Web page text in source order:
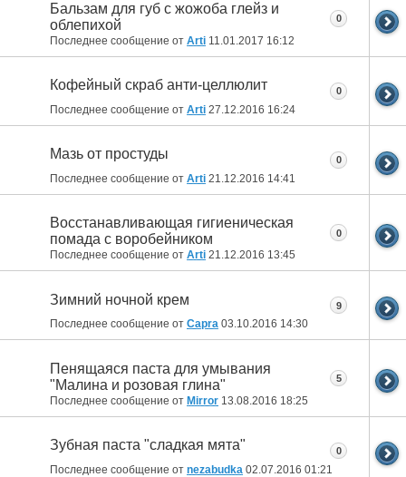
Бальзам для губ с жожоба глейз и
облепихой
Последнее сообщение от Arti 11.01.2017 16:12
0
Кофейный скраб анти-целлюлит
Последнее сообщение от Arti 27.12.2016 16:24
0
Мазь от простуды
Последнее сообщение от Arti 21.12.2016 14:41
0
Восстанавливающая гигиеническая
помада с воробейником
Последнее сообщение от Arti 21.12.2016 13:45
0
Зимний ночной крем
Последнее сообщение от Capra 03.10.2016 14:30
9
Пенящаяся паста для умывания
"Малина и розовая глина"
Последнее сообщение от Mirror 13.08.2016 18:25
5
Зубная паста "сладкая мята"
Последнее сообщение от nezabudka 02.07.2016 01:21
0